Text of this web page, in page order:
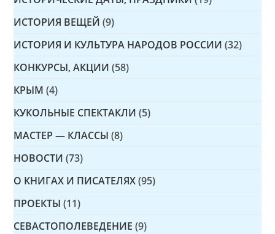
ИСТОРИЯ ВЕЩЕЙ (9)
ИСТОРИЯ И КУЛЬТУРА НАРОДОВ РОССИИ (32)
КОНКУРСЫ, АКЦИИ (58)
КРЫМ (4)
КУКОЛЬНЫЕ СПЕКТАКЛИ (5)
МАСТЕР — КЛАССЫ (8)
НОВОСТИ (73)
О КНИГАХ И ПИСАТЕЛЯХ (95)
ПРОЕКТЫ (11)
СЕВАСТОПОЛЕВЕДЕНИЕ (9)